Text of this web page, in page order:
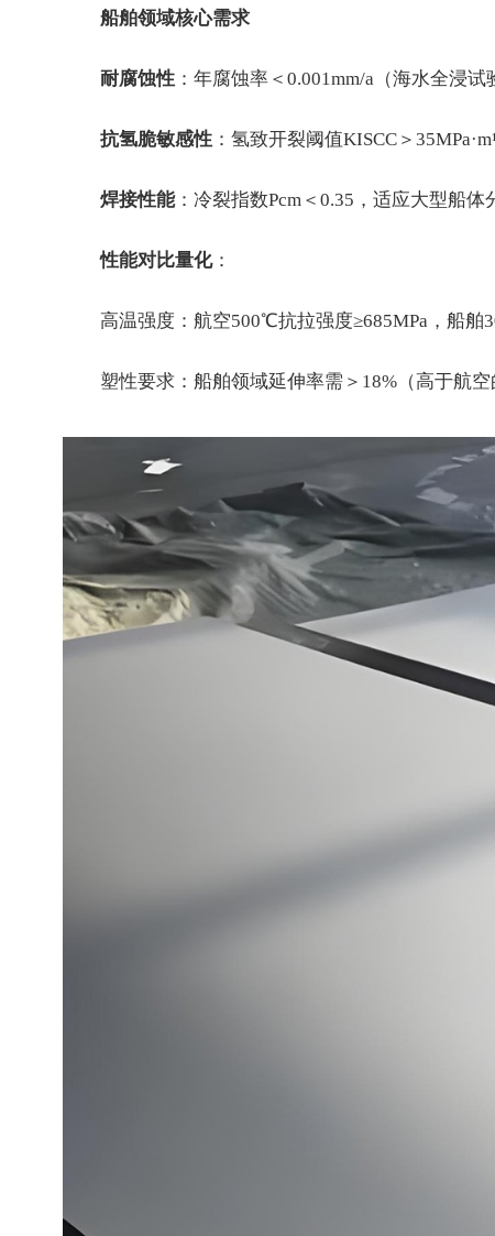
船舶领域核心需求
耐腐蚀性 ：年腐蚀率＜0.001mm/a（海水全浸试
抗氢脆敏感性 ：氢致开裂阈值KISCC＞
焊接性能：冷裂指数Pcm＜0.35，适应大型船体
性能对比量化：
高温强度：航空500℃抗拉强度≥685MPa，船舶
塑性要求：船舶领域延伸率需＞18%（高于航空